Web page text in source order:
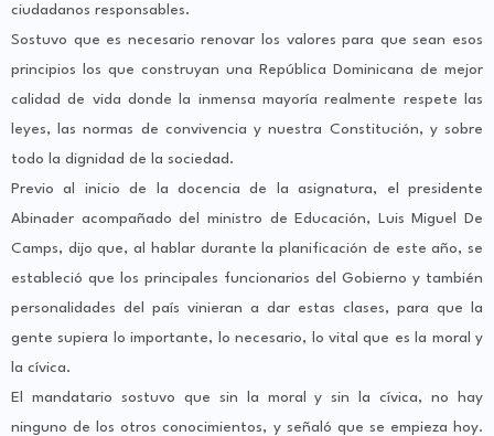
ciudadanos responsables.
Sostuvo que es necesario renovar los valores para que sean esos
principios los que construyan una República Dominicana de mejor
calidad de vida donde la inmensa mayoría realmente respete las
leyes, las normas de convivencia y nuestra Constitución, y sobre
todo la dignidad de la sociedad.
Previo al inicio de la docencia de la asignatura, el presidente
Abinader acompañado del ministro de Educación, Luis Miguel De
Camps, dijo que, al hablar durante la planificación de este año, se
estableció que los principales funcionarios del Gobierno y también
personalidades del país vinieran a dar estas clases, para que la
gente supiera lo importante, lo necesario, lo vital que es la moral y
la cívica.
El mandatario sostuvo que sin la moral y sin la cívica, no hay
ninguno de los otros conocimientos, y señaló que se empieza hoy.